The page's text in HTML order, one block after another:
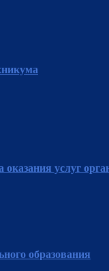
оказания услуг
образования